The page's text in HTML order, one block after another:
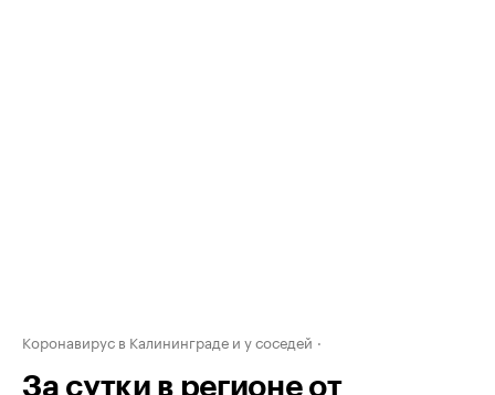
Коронавирус в Калининграде и у соседей
За сутки в регионе от